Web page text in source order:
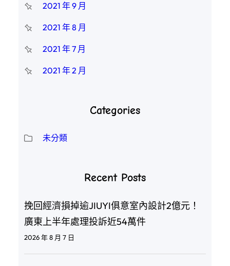
2021 年 9 月
2021 年 8 月
2021 年 7 月
2021 年 2 月
Categories
未分類
Recent Posts
挽回經濟損掉逾JIUYI俱意室內設計2億元！
廣東上半年處理投訴近54萬件
2026 年 8 月 7 日